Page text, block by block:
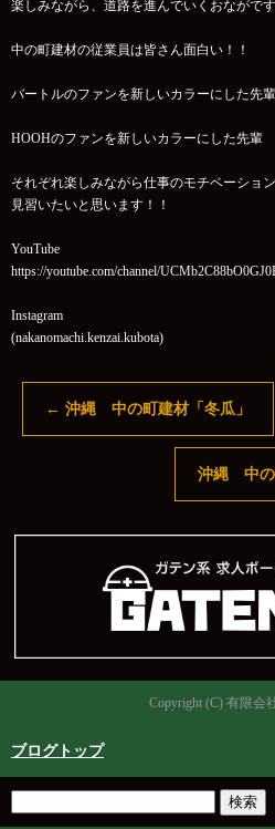
楽しみながら、道路を進んでいくおながで
中の町建材の従業員は皆さん面白い！！
バートルのファンを新しいカラーにした先輩
HOOHのファンを新しいカラーにした先輩
それぞれ楽しみながら仕事のモチベーショ
見習いたいと思います！！
YouTube
https://youtube.com/channel/
Instagram
(nakanomachi.kenzai.kubota)
← 沖縄 中の町建材「冬瓜」
沖縄 中の
Copyright (C) 有限会
ブログトップ